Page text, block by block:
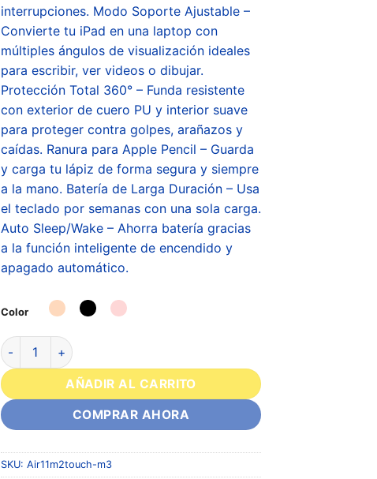
interrupciones. Modo Soporte Ajustable –
Convierte tu iPad en una laptop con
múltiples ángulos de visualización ideales
para escribir, ver videos o dibujar.
Protección Total 360° – Funda resistente
con exterior de cuero PU y interior suave
para proteger contra golpes, arañazos y
caídas. Ranura para Apple Pencil – Guarda
y carga tu lápiz de forma segura y siempre
a la mano. Batería de Larga Duración – Usa
el teclado por semanas con una sola carga.
Auto Sleep/Wake – Ahorra batería gracias
a la función inteligente de encendido y
apagado automático.
Color
AÑADIR AL CARRITO
COMPRAR AHORA
SKU: Air11m2touch-m3